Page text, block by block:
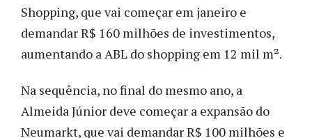
Shopping, que vai começar em janeiro e
demandar R$ 160 milhões de investimentos,
aumentando a ABL do shopping em 12 mil m².
Na sequência, no final do mesmo ano, a
Almeida Júnior deve começar a expansão do
Neumarkt, que vai demandar R$ 100 milhões e